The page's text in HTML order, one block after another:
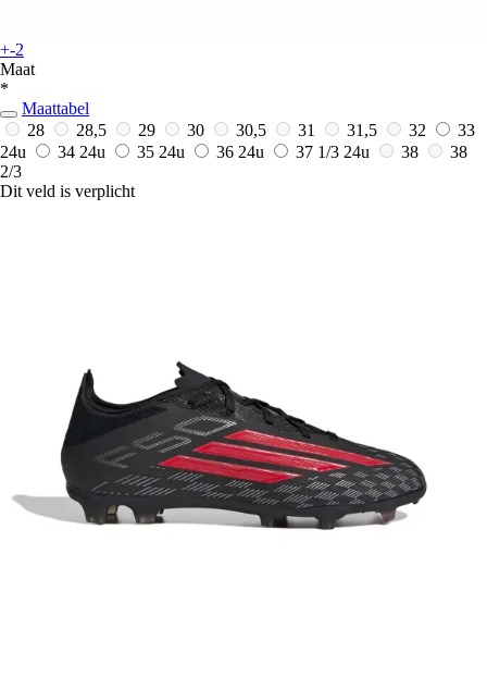
+-2
Maat
*
Maattabel
28
28,5 29 30 30,5 31 31,5 32
33
24u
34 24u 35 24u 36 24u 37 1/3 24u 38
38
2/3
Dit veld is verplicht